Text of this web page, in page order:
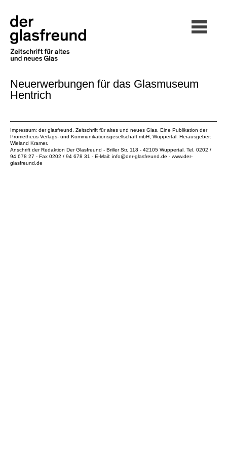
Neuerwerbungen für das Glasmuseum
Hentrich
Impressum: der glasfreund. Zeitschrift für altes und neues Glas. Eine Publikation der
Prometheus Verlags- und Kommunikationsgesellschaft mbH , Wuppertal. Herausgeber:
Wieland Kramer.
Anschrift der Redaktion Der Glasfreund - Briller Str. 118 - 42105 Wuppertal. Tel. 0202 /
94 678 27 - Fax 0202 / 94 678 31 - E-Mail: info@der-glasfreund.de - www.der-
glasfreund.de